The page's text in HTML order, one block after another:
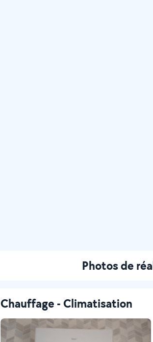
Photos de
Chauffage - Climatisation